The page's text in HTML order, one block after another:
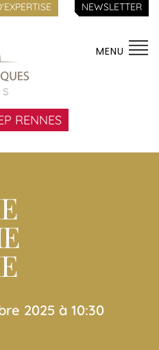
NEWSLETTER
MENU
RENNES
2025 à 10:30